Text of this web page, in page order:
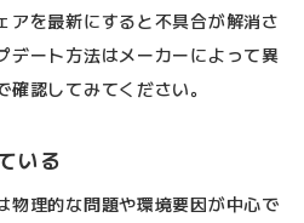
アを最新にすると不具合が解消さ
デート方法はメーカーによって異
認してみてください。
いる
物理的な問題や環境要因が中心で